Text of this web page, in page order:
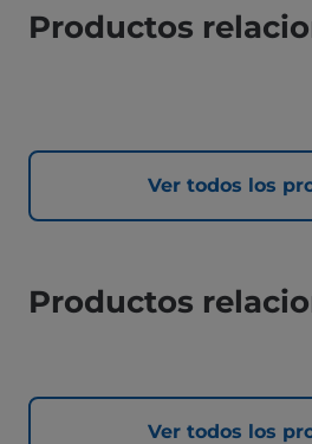
Productos
Ver todos los
Productos
Ver todos los